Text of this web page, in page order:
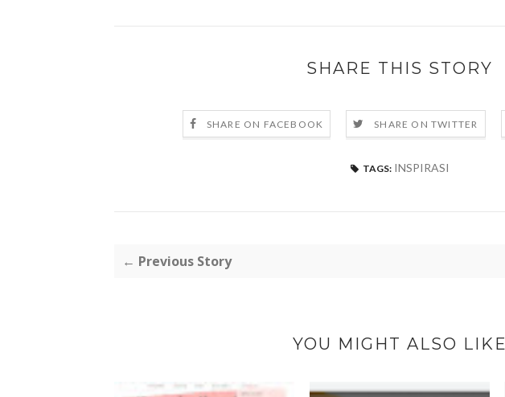
SHARE THIS STORY
SHARE ON FACEBOOK SHARE ON TWITTER
TAGS: INSPIRASI
← Previous Story
YOU MIGHT ALSO LIKE